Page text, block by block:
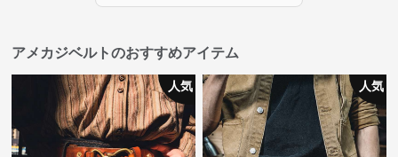
アメカジベルトのおすすめアイテム
人気 人気